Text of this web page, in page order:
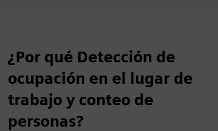
¿Por qué Detección de
ocupación en el lugar de
trabajo y conteo de
personas?